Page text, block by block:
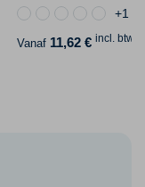
+1
Vanaf 11,62 € incl. btw